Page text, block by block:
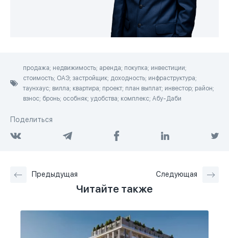
продажа; недвижимость; аренда; покупка; инвестиции;
стоимость; ОАЭ; застройщик; доходность; инфраструктура;
таунхаус; вилла; квартира; проект; план выплат; инвестор; район;
взнос; бронь; особняк; удобства; комплекс; Абу-Даби
Поделиться
Предыдущая Следующая
Читайте также